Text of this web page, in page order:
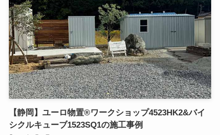
【静岡】ユーロ物置®ワークショップ4523HK2&バイ
シクルキューブ1523SQ1の施工事例